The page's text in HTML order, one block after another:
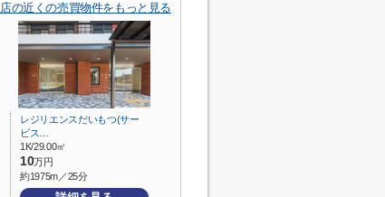
の近くの売買物件をもっと見る
レジリエンスだいもつ(サー
ビス…
1K/29.00㎡
10万円
約1975m／25分